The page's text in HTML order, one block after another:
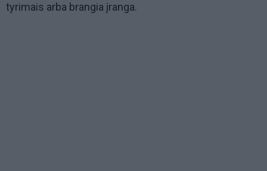
tyrimais arba brangia įranga.